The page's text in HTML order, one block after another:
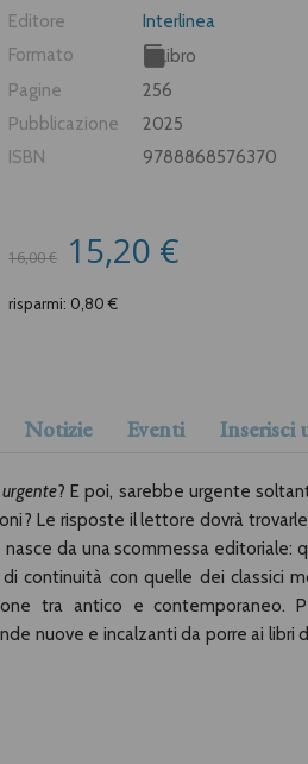
Editore
Interlinea
Formato
Libro
Pagine
256
Pubblicazione
2025
ISBN
9788868576370
16,00 € 15,20 €
risparmi: 0,80 €
Notizie Eventi Inserisci
urgente? E poi, sarebbe urgente
Le risposte il lettore dovrà
da una scommessa editoriale:
continuità con quelle dei classici
tra antico e contemporaneo.
nuove e incalzanti da porre ai libri